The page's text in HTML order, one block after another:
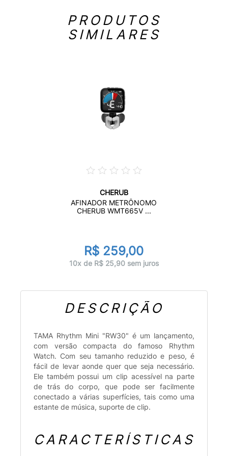
PRODUTOS
SIMILARES
CHERUB
AFINADOR METRÔNOMO
CHERUB WMT665V ...
R$ 259,00
10x de R$ 25,90 sem juros
DESCRIÇÃO
TAMA Rhythm Mini "RW30" é um lançamento,
com versão compacta do famoso Rhythm
Watch. Com seu tamanho reduzido e peso, é
fácil de levar aonde quer que seja necessário.
Ele também possui um clip acessível na parte
de trás do corpo, que pode ser facilmente
conectado a várias superfícies, tais como uma
estante de música, suporte de clip.
CARACTERÍSTICAS